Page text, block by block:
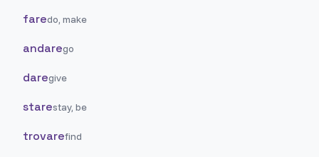
faredo, make
andarego
daregive
starestay, be
trovarefind